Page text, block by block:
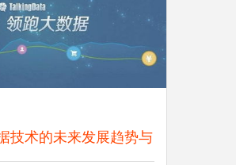
技术的未来发展趋势与